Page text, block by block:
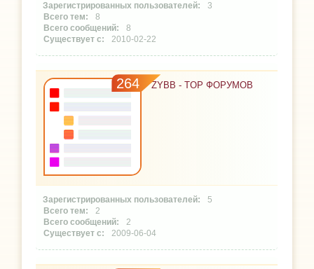
3
8
8
2010-02-22
264 ZYBB - TOP ФОРУМОВ
5
2
2
2009-06-04